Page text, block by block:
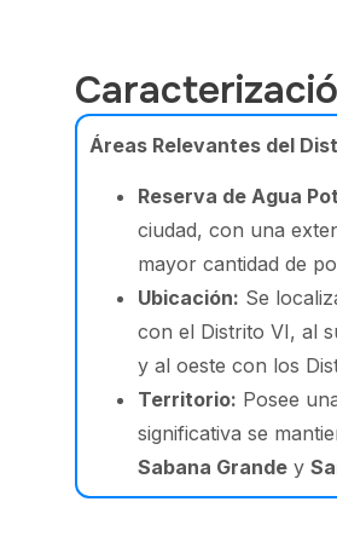
Áreas Relevantes del
Reserva de Agua
ciudad, con una
mayor cantidad de
Ubicación: Se
con el Distrito VI, al
y al oeste con los
Territorio: Posee
significativa se
Sabana Grande y